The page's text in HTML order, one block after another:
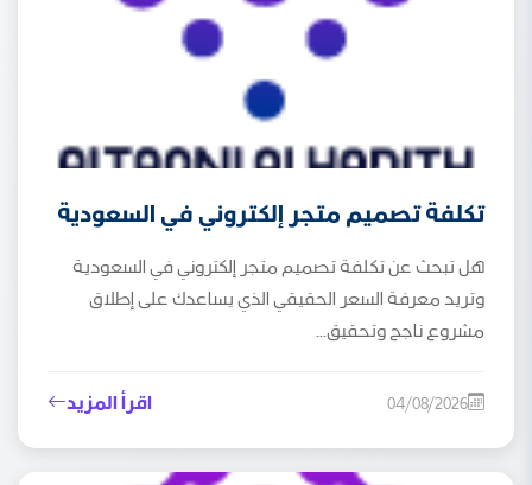
تكلفة تصميم متجر إلكتروني في السعودية
هل تبحث عن تكلفة تصميم متجر إلكتروني في السعودية
وتريد معرفة السعر الحقيقي الذي يساعدك على إطلاق
مشروع ناجح وتحقيق...
04/08/2026 اقرأ المزيد